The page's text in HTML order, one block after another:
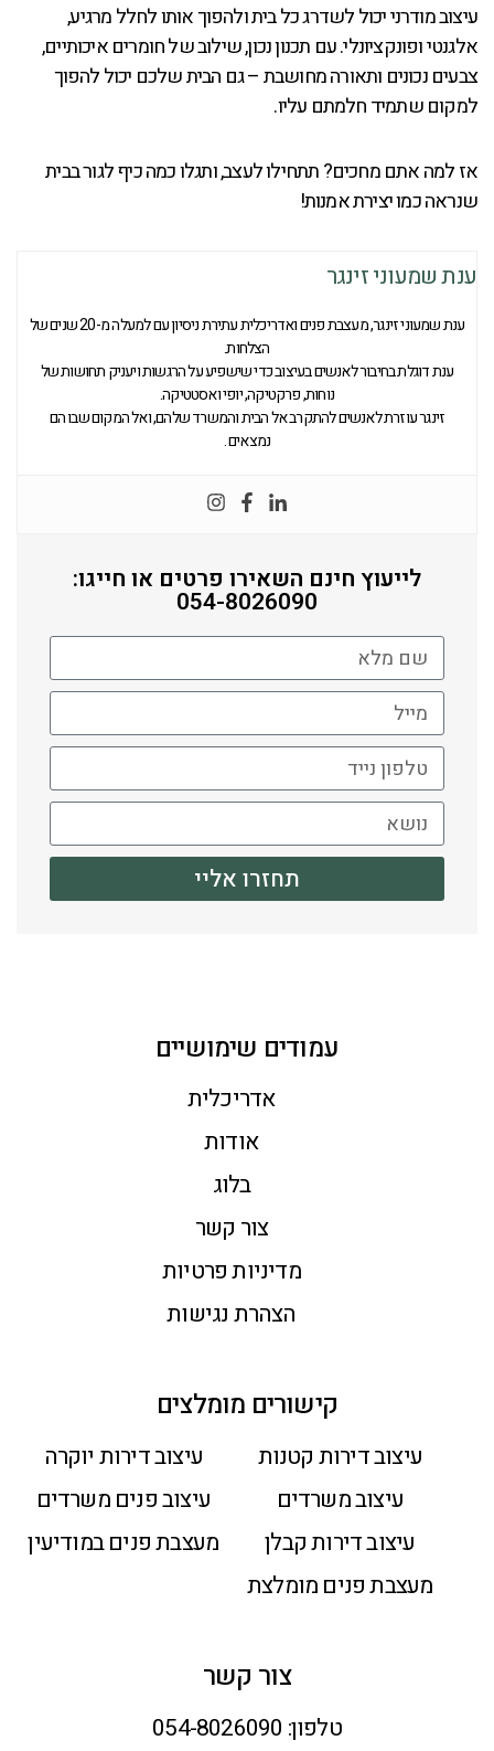
עיצוב מודרני יכול לשדרג כל בית ולהפוך אותו לחלל מרגיע,
אלגנטי ופונקציונלי. עם תכנון נכון, שילוב של חומרים איכותיים,
צבעים נכונים ותאורה מחושבת – גם הבית שלכם יכול להפוך
למקום שתמיד חלמתם עליו.
אז למה אתם מחכים? תתחילו לעצב, ותגלו כמה כיף לגור בבית
שנראה כמו יצירת אמנות!
ענת שמעוני זינגר
ענת שמעוני זינגר, מעצבת פנים ואדריכלית עתירת ניסיון עם למעלה מ-20 שנים של
הצלחות.
ענת דוגלת בחיבור לאנשים בעיצוב כדי שישפיע על הרגשות ויעניק תחושות של
נוחות, פרקטיקה, יופי ואסטטיקה.
זינגר עוזרת לאנשים להתקרב אל הבית והמשרד שלהם, ואל המקום שבו הם
נמצאים .
לייעוץ חינם השאירו פרטים או חייגו:
054-8026090
תחזרו אליי
עמודים שימושיים
אדריכלית
אודות
בלוג
צור קשר
מדיניות פרטיות
הצהרת נגישות
קישורים מומלצים
עיצוב דירות קטנות
עיצוב משרדים
עיצוב דירות קבלן
מעצבת פנים מומלצת
עיצוב דירות יוקרה
עיצוב פנים משרדים
מעצבת פנים במודיעין
צור קשר
טלפון: 054-8026090